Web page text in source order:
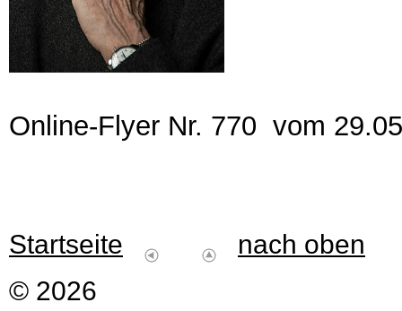
Online-Flyer Nr. 770 vom
Startseite
nach oben
© 2026